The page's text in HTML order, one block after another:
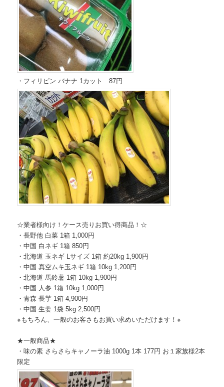
・フィリピン バナナ 1カット 87円
☆業者様向け！ケース売りお買い得商品！☆
・長野他 白菜 1箱 1,000円
・中国 白ネギ 1箱 850円
・北海道 玉ネギ Lサイズ 1箱 約20kg 1,900円
・中国 真空ムキ玉ネギ 1箱 10kg 1,200円
・北海道 馬鈴薯 1箱 10kg 1,900円
・中国 人参 1箱 10kg 1,000円
・青森 長芋 1箱 4,900円
・中国 生姜 1袋 5kg 2,500円
※もちろん、一般のお客さもお買い求めいただけます！※
★一般商品★
・味の素 さらさらキャノーラ油 1000g 1本 177円 お１家族様2本
限定